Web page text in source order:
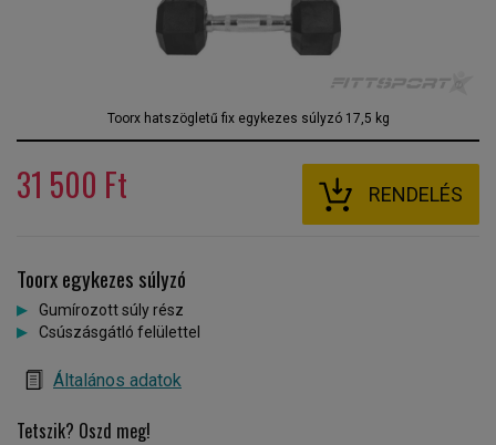
Toorx hatszögletű fix egykezes súlyzó 17,5 kg
31 500 Ft RENDELÉS
Toorx egykezes súlyzó
Gumírozott súly rész
Csúszásgátló felülettel
Általános adatok
Tetszik? Oszd meg!